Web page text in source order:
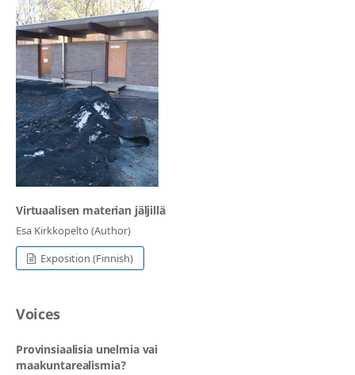
Virtuaalisen materian jäljillä
Esa Kirkkopelto (Author)
Exposition (Finnish)
Voices
Provinsiaalisia unelmia vai
maakuntarealismia?